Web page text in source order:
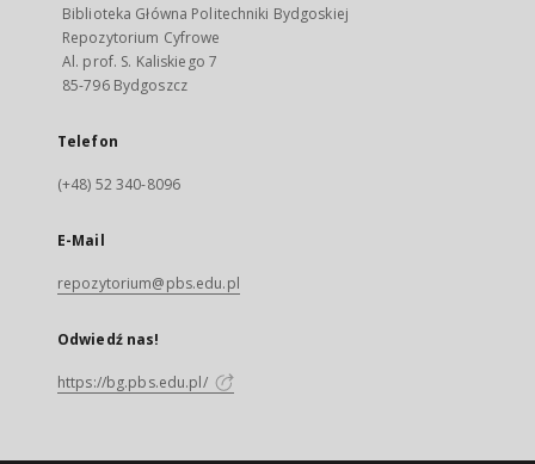
Biblioteka Główna Politechniki Bydgoskiej
Repozytorium Cyfrowe
Al. prof. S. Kaliskiego 7
85-796 Bydgoszcz
Telefon
(+48) 52 340-8096
E-Mail
repozytorium@pbs.edu.pl
Odwiedź nas!
https://bg.pbs.edu.pl/